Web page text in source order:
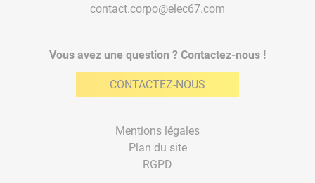
contact.corpo@elec67.com
Vous avez une question ? Contactez-nous !
CONTACTEZ-NOUS
Mentions légales
Plan du site
RGPD